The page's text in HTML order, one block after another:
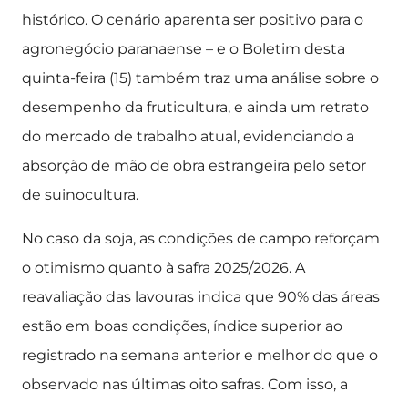
histórico. O cenário aparenta ser positivo para o
agronegócio paranaense – e o Boletim desta
quinta-feira (15) também traz uma análise sobre o
desempenho da fruticultura, e ainda um retrato
do mercado de trabalho atual, evidenciando a
absorção de mão de obra estrangeira pelo setor
de suinocultura.
No caso da soja, as condições de campo reforçam
o otimismo quanto à safra 2025/2026. A
reavaliação das lavouras indica que 90% das áreas
estão em boas condições, índice superior ao
registrado na semana anterior e melhor do que o
observado nas últimas oito safras. Com isso, a